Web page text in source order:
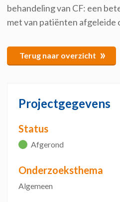
behandeling van CF: een
met van patiënten afgeleide
Terug naar overzicht »
Projectgegevens
Status
Afgerond
Onderzoeksthema
Algemeen